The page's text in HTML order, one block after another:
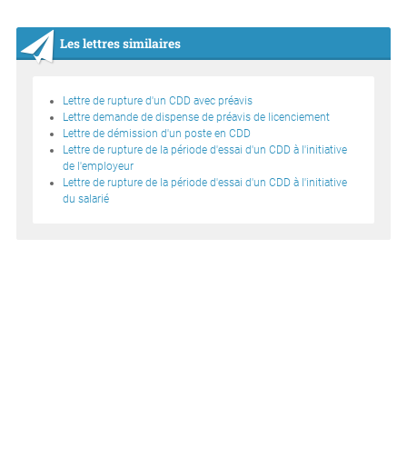
Les lettres similaires
Lettre de rupture d'un CDD avec préavis
Lettre demande de dispense de préavis de licenciement
Lettre de démission d'un poste en CDD
Lettre de rupture de la période d'essai d'un CDD à l'initiative
de l'employeur
Lettre de rupture de la période d'essai d'un CDD à l'initiative
du salarié